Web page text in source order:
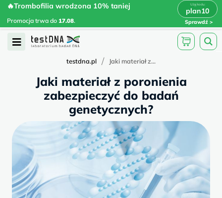
Skip
content
🔥Trombofilia wrodzona 10% taniej
Promocja trwa do 17.08.
plan10
Sprawdź
🔥Trombofilia wrodzona 10% taniej
plan10 x
Open
testdna.pl / Jaki materiał z...
Jaki materiał z poronienia
zabezpieczyć do badań
genetycznych?